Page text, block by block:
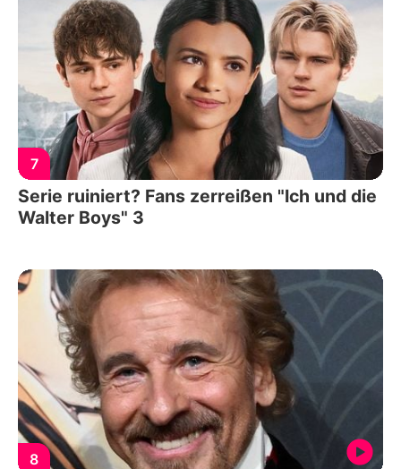
7
Serie ruiniert? Fans zerreißen "Ich und die
Walter Boys" 3
8